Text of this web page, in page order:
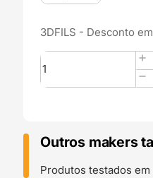
3DFILS - Desconto
Quantidade
de
eFil
1kg
Natural
-
Outros makers
Produtos testados